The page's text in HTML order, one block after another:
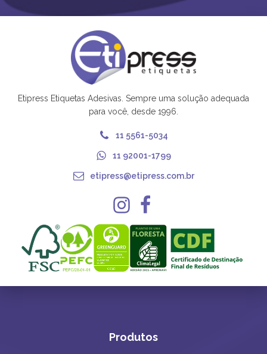
Etipress Etiquetas Adesivas. Sempre uma solução adequada
para você, desde 1996.
11 5561-5034
11 92001-1799
etipress@etipress.com.br
Produtos